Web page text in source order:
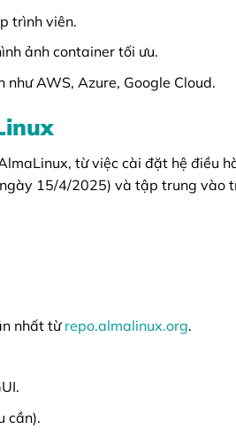
trình viên.
ảnh container tối ưu.
AWS, Azure, Google Cloud.
từ việc cài đặt hệ điều
15/4/2025) và tập trung vào
nhất từ repo.almalinux.org.
cần).